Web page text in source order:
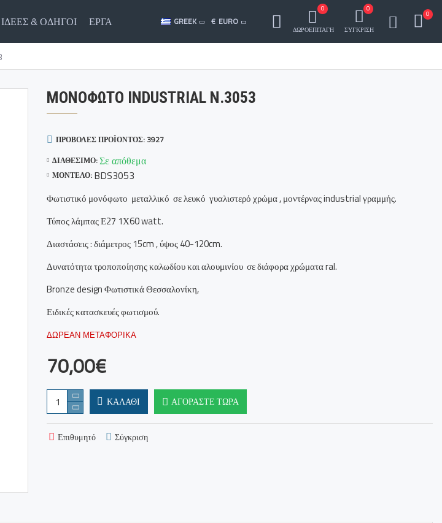
ΙΔΈΕΣ & ΟΔΗΓΟΊ ΈΡΓΑ GREEK € EURO
ΔΩΡΟΕΠΙΤΑΓΗ
0
ΣΥΓΚΡΙΣΗ
0
0
ΜΟΝΌΦΩΤΟ INDUSTRIAL Ν.3053
ΔΙΑΘΈΣΙΜΟ:Σε απόθεμα
ΜΟΝΤΈΛΟ: BDS3053
ΠΡΟΒΟΛΈΣ ΠΡΟΪΌΝΤΟΣ: 3927
Φωτιστικό μονόφωτο μεταλλικό σε λευκό γυαλιστερό χρώμα , μοντέρνας industrial γραμμής.
Τύπος λάμπας Ε27 1Χ60 watt.
Διαστάσεις : διάμετρος 15cm , ύψος 40-120cm.
Δυνατότητα τροποποίησης καλωδίου και αλουμινίου σε διάφορα χρώματα ral.
Bronze design Φωτιστικά Θεσσαλονίκη,
Ειδικές κατασκευές φωτισμού.
ΔΩΡΕΑΝ ΜΕΤΑΦΟΡΙΚΑ
70,00€
ΚΑΛΆΘΙ ΑΓΟΡΆΣΤΕ ΤΏΡΑ
Επιθυμητό Σύγκριση